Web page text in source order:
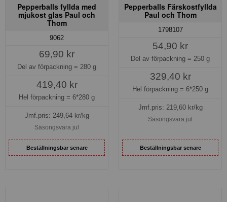
Pepperballs fyllda med
mjukost glas Paul och
Thom
9062
69,90 kr
Del av förpackning = 280 g
419,40 kr
Hel förpackning = 6*280 g
Jmf.pris: 249,64kr/kg
Säsongsvara jul
Beställningsbar senare
Pepperballs Färskostfyllda
Paul och Thom
1798107
54,90 kr
Del av förpackning = 250 g
329,40 kr
Hel förpackning = 6*250 g
Jmf.pris: 219,60kr/kg
Säsongsvara jul
Beställningsbar senare